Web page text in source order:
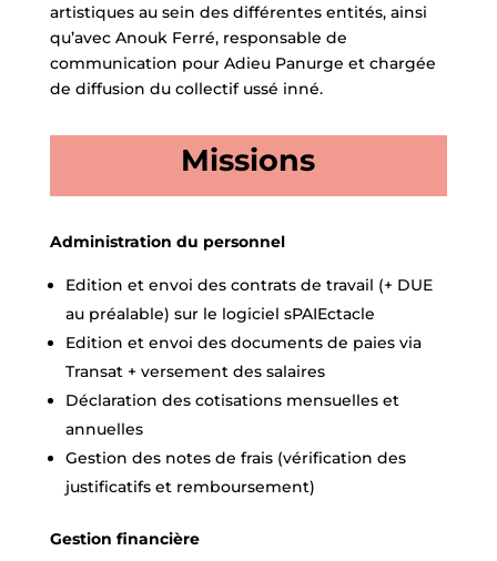
artistiques au sein des différentes entités, ainsi
qu’avec Anouk Ferré, responsable de
communication pour Adieu Panurge et chargée
de diffusion du collectif ussé inné.
Missions
Administration du personnel
Edition et envoi des contrats de travail (+ DUE
au préalable) sur le logiciel sPAIEctacle
Edition et envoi des documents de paies via
Transat + versement des salaires
Déclaration des cotisations mensuelles et
annuelles
Gestion des notes de frais (vérification des
justificatifs et remboursement)
Gestion financière